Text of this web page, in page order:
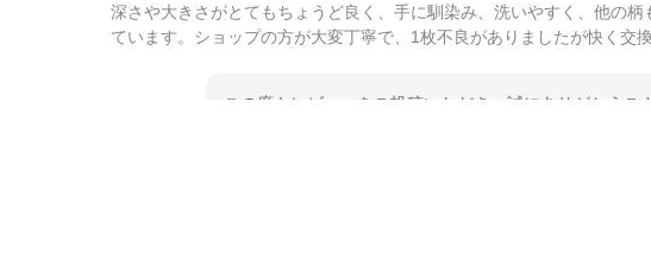
深さや大きさがとてもちょうど良く、手に馴染み、洗いやすく、他の
ています。ショップの方が大変丁寧で、1枚不良がありましたが快く交
この度もレビューをご投稿いただき、誠にありがとう